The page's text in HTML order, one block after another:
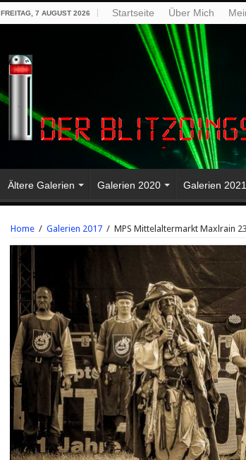
FREITAG, 7 AUGUST 2026 Startseite Über Mich
Ältere Galerien Galerien 2020 Galerien 2021
Home / Galerien 2017 / MPS Mittelaltermarkt Maxlrain